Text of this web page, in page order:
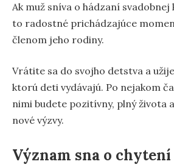
Ak muž sníva o hádzaní
to radostné prichádzajúce
členom jeho rodiny.
Vrátite sa do svojho detstva a
ktorú deti vydávajú. Po nejakom
nimi budete pozitívny, plný života
nové výzvy.
Význam sna o